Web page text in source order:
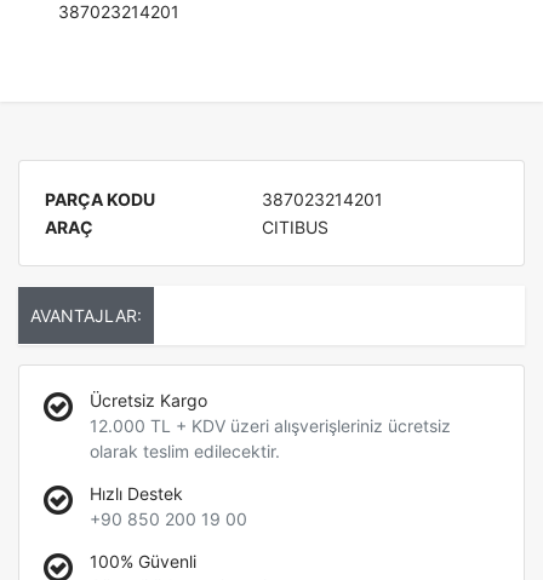
387023214201
PARÇA KODU
387023214201
ARAÇ
CITIBUS
AVANTAJLAR:
Ücretsiz Kargo
12.000 TL + KDV üzeri alışverişleriniz ücretsiz
olarak teslim edilecektir.
Hızlı Destek
+90 850 200 19 00
100% Güvenli